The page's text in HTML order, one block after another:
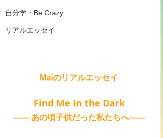
自分学・Be Crazy
リアルエッセイ
Maiのリアルエッセイ
Find Me In the Dark
—— あの頃子供だった私たちへ——